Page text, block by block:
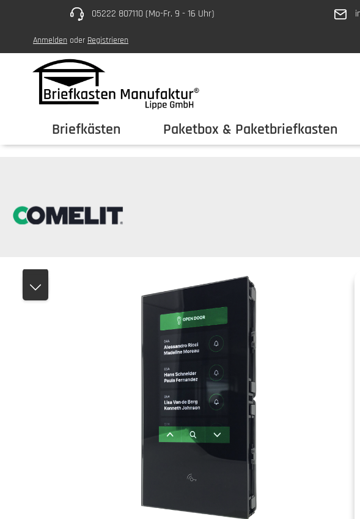
Hauptinhalt springen
Zur Hauptnavigation springen05222 807110 (Mo-Fr. 9 - 16 Uhr)
Anmelden oder Registrieren
Briefkästen Paketbox & Paketbriefkasten
Bildergalerie überspringen